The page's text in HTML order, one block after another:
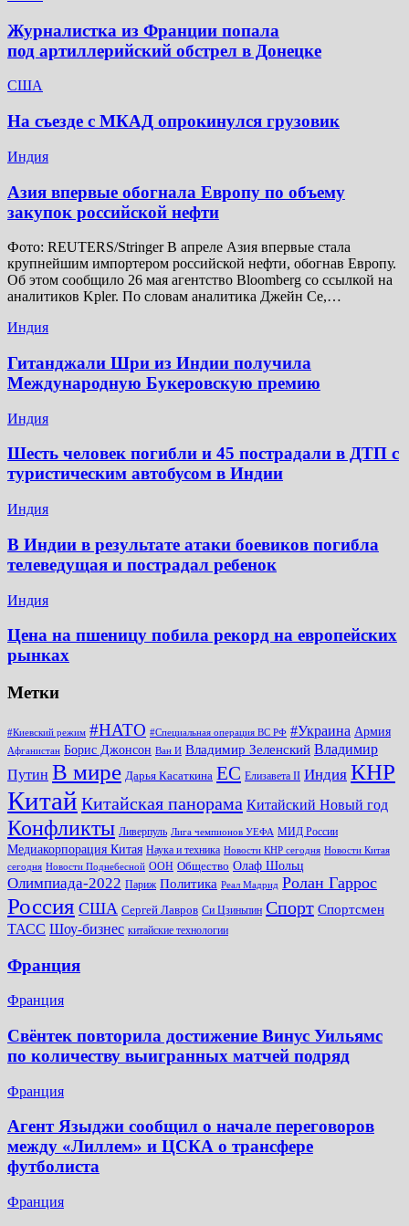
Журналистка из Франции попала
под артиллерийский обстрел в Донецке
США
На съезде с МКАД опрокинулся грузовик
Индия
Азия впервые обогнала Европу по объему
закупок российской нефти
Фото: REUTERS/Stringer В апреле Азия впервые стала
крупнейшим импортером российской нефти, обогнав Европу.
Об этом сообщило 26 мая агентство Bloomberg со ссылкой на
аналитиков Kpler. По словам аналитика Джейн Се,…
Индия
Гитанджали Шри из Индии получила
Международную Букеровскую премию
Индия
Шесть человек погибли и 45 пострадали в ДТП с
туристическим автобусом в Индии
Индия
В Индии в результате атаки боевиков погибла
телеведущая и пострадал ребенок
Индия
Цена на пшеницу побила рекорд на европейских
рынках
Метки
#Киевский режим #НАТО #Специальная операция ВС РФ #Украина Армия
Афганистан Борис Джонсон Ван И Владимир Зеленский Владимир
Путин В мире Дарья Касаткина ЕС Елизавета II Индия КНР
Китай Китайская панорама Китайский Новый год
Конфликты Ливерпуль Лига чемпионов УЕФА МИД России
Медиакорпорация Китая Наука и техника Новости КНР сегодня Новости Китая
сегодня Новости Поднебесной ООН Общество Олаф Шольц
Олимпиада-2022 Париж Политика Реал Мадрид Ролан Гаррос
Россия США Сергей Лавров Си Цзиньпин Спорт Спортсмен
ТАСС Шоу-бизнес китайские технологии
Франция
Франция
Свёнтек повторила достижение Винус Уильямс
по количеству выигранных матчей подряд
Франция
Агент Языджи сообщил о начале переговоров
между «Лиллем» и ЦСКА о трансфере
футболиста
Франция